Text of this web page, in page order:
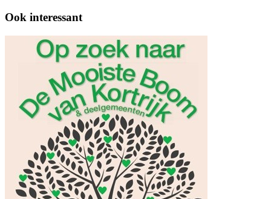
Ook interessant